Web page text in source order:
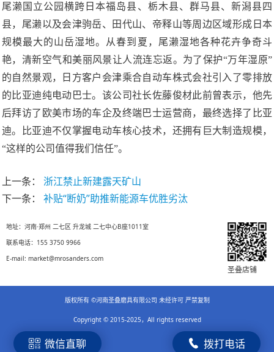
尾濑国立公园横跨日本福岛县、栃木县、群马县、新潟县四
县，尾濑以及会津驹岳、田代山、帝释山等周边区域形成日本
规模最大的山岳湿地。从春到夏，尾濑湿地各种花卉争奇斗
艳，清新空气和美丽风景让人流连忘返。为了保护“万年湿原”
的自然景观，日方客户会津乘合自动车株式会社引入了零排放
的比亚迪纯电动巴士。该公司社长佐藤俊材此前曾表示，他先
后拜访了欧美市场的车企及终端巴士运营商，最终选择了比亚
迪。比亚迪不仅掌握电动车核心技术，还拥有巨大制造规模，
“这样的公司值得我们信任”。
上一条：
浙江禁止新建露天矿山
下一条：
补贴“断奶”助推新能源车优胜劣汰
地址：河南·郑州 二七区 升龙城 二七中心B座1011室
联系电话：155 3750 9966
E-mail: market@mrosanders.com
圣叠店铺
版权所有 ©河南圣叠磨具有限公司 未经许可 严禁复制
Copyright © 2015-2025，All rights reserved
微信直聊 拨打电话